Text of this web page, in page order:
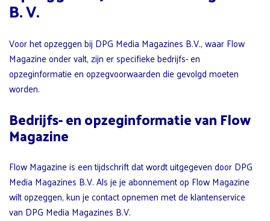
B. V.
Voor het opzeggen bij DPG Media Magazines B.V., waar Flow
Magazine onder valt, zijn er specifieke bedrijfs- en
opzeginformatie en opzegvoorwaarden die gevolgd moeten
worden.
Bedrijfs- en opzeginformatie van Flow
Magazine
Flow Magazine is een tijdschrift dat wordt uitgegeven door DPG
Media Magazines B.V. Als je je abonnement op Flow Magazine
wilt opzeggen, kun je contact opnemen met de klantenservice
van DPG Media Magazines B.V.